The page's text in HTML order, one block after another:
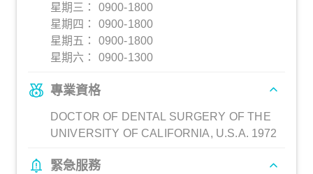
星期三： 0900-1800
星期四： 0900-1800
星期五： 0900-1800
星期六： 0900-1300
專業資格
DOCTOR OF DENTAL SURGERY OF THE
UNIVERSITY OF CALIFORNIA, U.S.A. 1972
緊急服務